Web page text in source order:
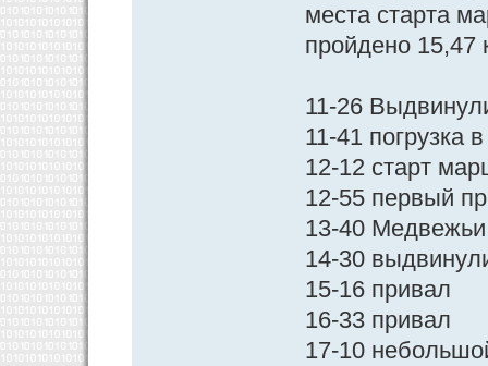
места старта
пройдено 15,47
11-26
11-41 погрузка
12-12 старт
12-55 первый
13-40 Медвежьи
14-30
15-16 привал
16-33 привал
17-10